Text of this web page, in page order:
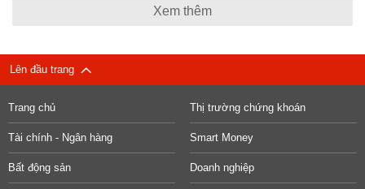
Xem thêm
Lên đầu trang
Trang chủ Thị trường chứng khoán
Tài chính - Ngân hàng Smart Money
Bất động sản Doanh nghiệp